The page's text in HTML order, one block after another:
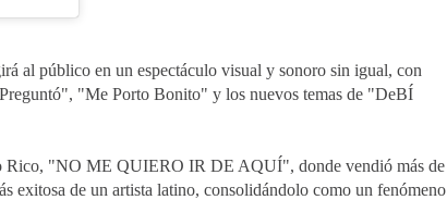
al público en un espectáculo visual y sonoro sin igual, con
"Me Porto Bonito" y los nuevos temas de "DeBÍ
Rico, "NO ME QUIERO IR DE AQUÍ", donde vendió más de
exitosa de un artista latino, consolidándolo como un fenómeno